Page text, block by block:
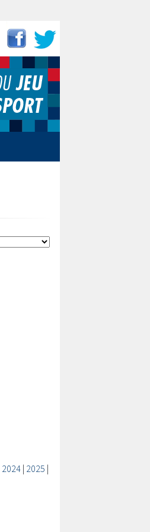
2024| 2025 |